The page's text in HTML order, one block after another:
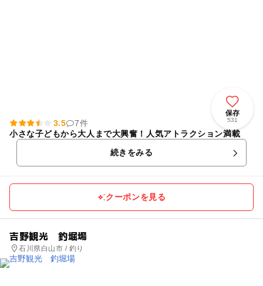
保存
531
3.5
7件
小さな子どもから大人まで大興奮！人気アトラクション満載
続きをみる
クーポンを見る
吉野観光 釣堀場
石川県白山市 / 釣り